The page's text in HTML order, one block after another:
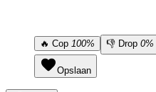
🔥 Cop 100% 👎 Drop 0%
Opslaan